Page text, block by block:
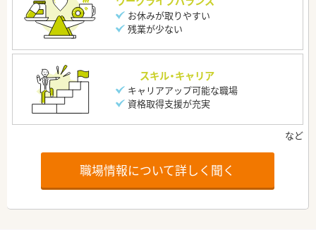
お休みが取りやすい
残業が少ない
スキル・キャリア
キャリアアップ可能な職場
資格取得支援が充実
職場情報について詳しく聞く